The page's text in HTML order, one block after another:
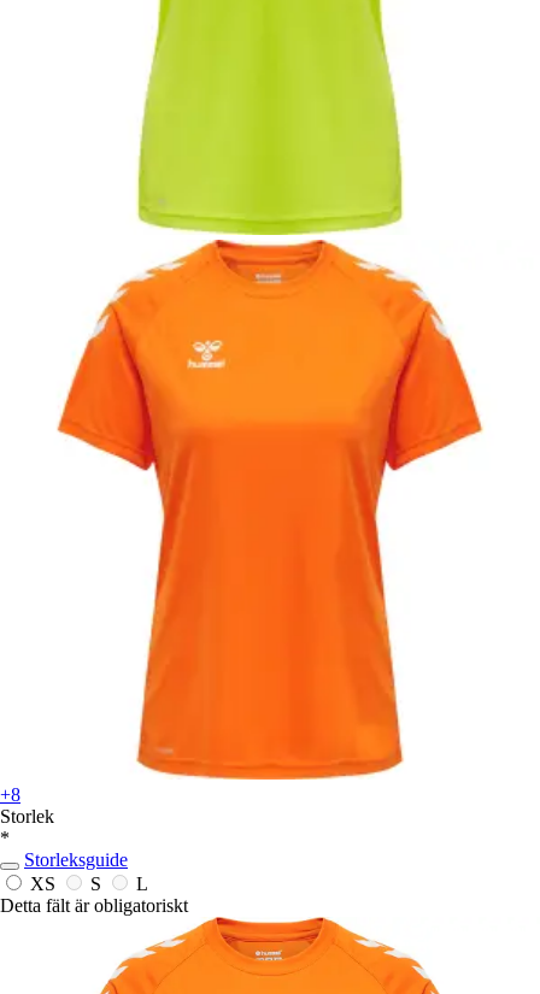
+8
Storlek
*
Storleksguide
XS
S
L
Detta fält är obligatoriskt